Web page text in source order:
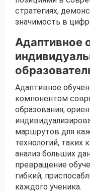
стратегиях,
значимость в
Адаптивное
Адаптивное
компонентом
образования,
маршрутов для
технологий, таких
анализ больших
превращение
гибкий,
каждого ученика.